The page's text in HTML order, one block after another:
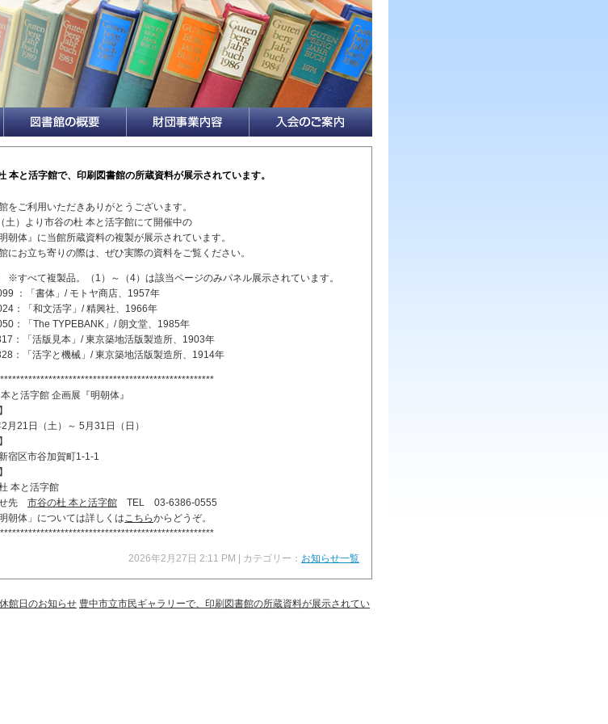
本と活字館で、印刷図書館の所蔵資料が展示されています。
をご利用いただきありがとうございます。
土）より市谷の杜 本と活字館にて開催中の
朝体』に当館所蔵資料の複製が展示されています。
にお立ち寄りの際は、ぜひ実際の資料をご覧ください。
すべて複製品。（1）～（4）は該当ページのみパネル展示されています。
：「書体」/ モトヤ商店、1957年
：「和文活字」/ 精興社、1966年
：「The TYPEBANK」/ 朗文堂、1985年
：「活版見本」/ 東京築地活版製造所、1903年
：「活字と機械」/ 東京築地活版製造所、1914年
と活字館 企画展『明朝体』
21日（土）～ 5月31日（日）
宿区市谷加賀町1-1-1
本と活字館
先 市谷の杜 本と活字館 TEL 03-6386-0555
朝体」については詳しくはこちらからどうぞ。
2026年2月27日 2:11 PM | カテゴリー： お知らせ一覧
館日のお知らせ 豊中市立市民ギャラリーで、印刷図書館の所蔵資料が展示されてい